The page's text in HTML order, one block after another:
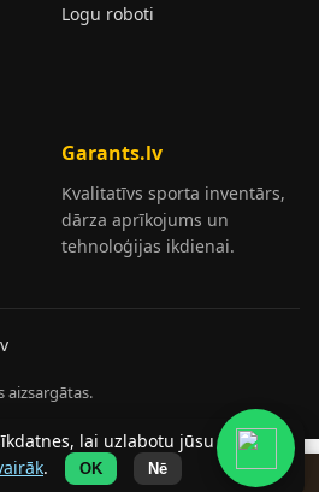
Logu roboti
Garants.lv
Kvalitatīvs sporta inventārs,
dārza aprīkojums un
tehnoloģijas ikdienai.
aizsargātas.
lai uzlabotu jūsu
. OK Nē